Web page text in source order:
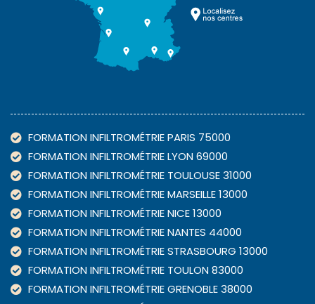
FORMATION INFILTROMÉTRIE PARIS 75000
FORMATION INFILTROMÉTRIE LYON 69000
FORMATION INFILTROMÉTRIE TOULOUSE 31000
FORMATION INFILTROMÉTRIE MARSEILLE 13000
FORMATION INFILTROMÉTRIE NICE 13000
FORMATION INFILTROMÉTRIE NANTES 44000
FORMATION INFILTROMÉTRIE STRASBOURG 13000
FORMATION INFILTROMÉTRIE TOULON 83000
FORMATION INFILTROMÉTRIE GRENOBLE 38000